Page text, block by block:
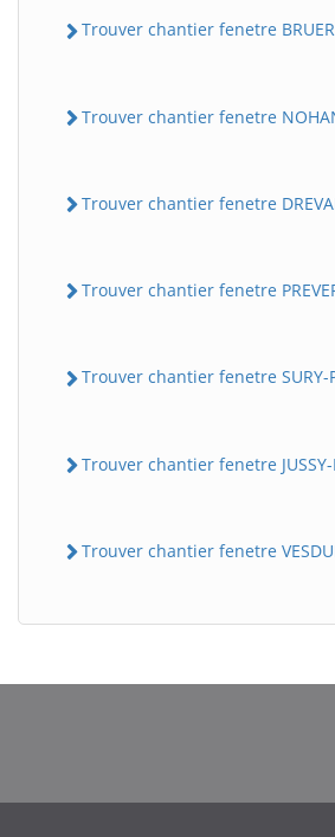
Trouver chantier fenetre
Trouver chantier fenetre
Trouver chantier fenetre
Trouver chantier fenetre
Trouver chantier fenetre SURY-
Trouver chantier fenetre JUSSY-
Trouver chantier fenetre
BatiWebPro